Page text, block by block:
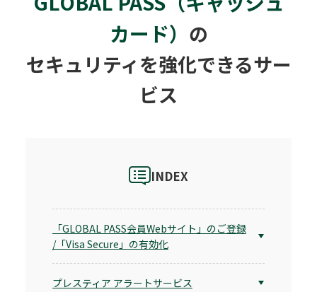
カード） の
セキュリティを強化できるサー
ビス
INDEX
「GLOBAL PASS会員Webサイト」のご登録
/「Visa Secure」の有効化
プレスティア アラートサービス